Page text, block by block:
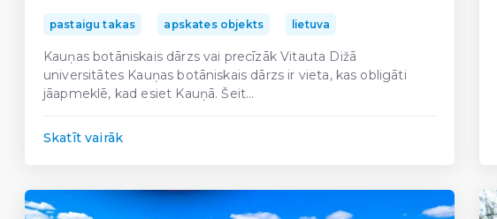
pastaigu takas apskates objekts lietuva
Kauņas botāniskais dārzs vai precīzāk Vitauta Dižā
universitātes Kauņas botāniskais dārzs ir vieta, kas obligāti
jāapmeklē, kad esiet Kauņā. Šeit...
Skatīt vairāk